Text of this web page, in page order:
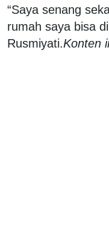
“Saya senang
rumah saya bisa
Rusmiyati.Konten